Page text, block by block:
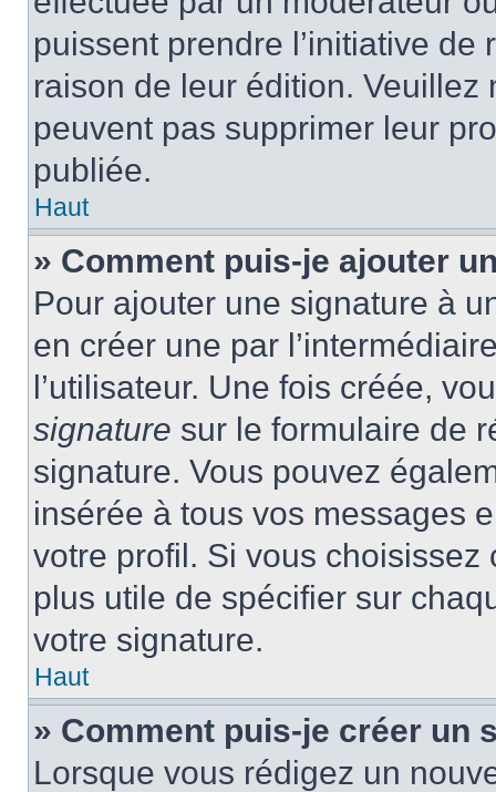
puissent prendre l’initiative
raison de leur édition.
peuvent pas supprimer leur
publiée.
Haut
» Comment puis-je ajouter
Pour ajouter une signature à
en créer une par
l’utilisateur. Une fois créée,
signature sur le formulaire de
signature. Vous pouvez
insérée à tous vos messages
votre profil. Si vous
plus utile de spécifier sur
votre signature.
Haut
» Comment puis-je créer un
Lorsque vous rédigez un